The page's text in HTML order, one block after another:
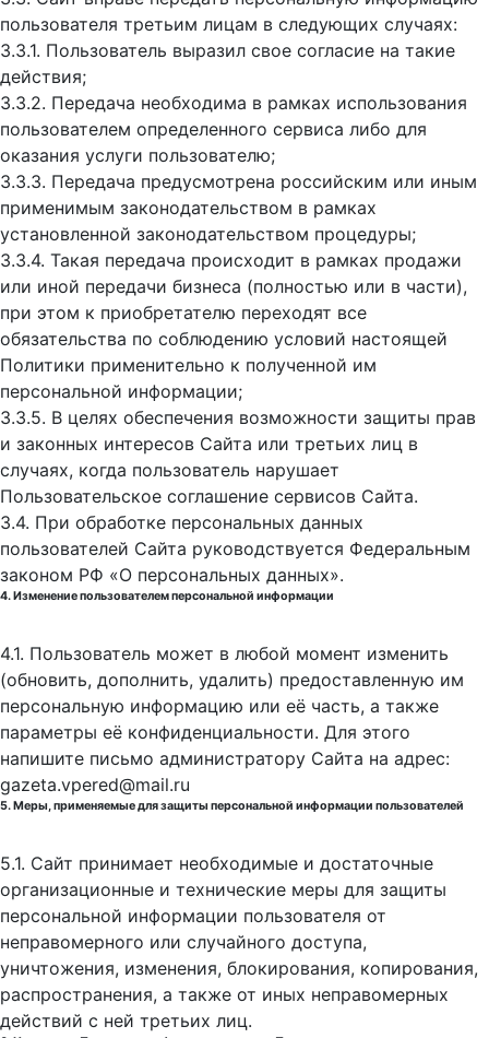
пользователя третьим лицам в следующих случаях:
3.3.1. Пользователь выразил свое согласие на такие
действия;
3.3.2. Передача необходима в рамках использования
пользователем определенного сервиса либо для
оказания услуги пользователю;
3.3.3. Передача предусмотрена российским или иным
применимым законодательством в рамках
установленной законодательством процедуры;
3.3.4. Такая передача происходит в рамках продажи
или иной передачи бизнеса (полностью или в части),
при этом к приобретателю переходят все
обязательства по соблюдению условий настоящей
Политики применительно к полученной им
персональной информации;
3.3.5. В целях обеспечения возможности защиты прав
и законных интересов Сайта или третьих лиц в
случаях, когда пользователь нарушает
Пользовательское соглашение сервисов Сайта.
3.4. При обработке персональных данных
пользователей Сайта руководствуется Федеральным
законом РФ «О персональных данных».
4. Изменение пользователем персональной информации
4.1. Пользователь может в любой момент изменить
(обновить, дополнить, удалить) предоставленную им
персональную информацию или её часть, а также
параметры её конфиденциальности. Для этого
напишите письмо администратору Сайта на адрес:
gazeta.vpered@mail.ru
5. Меры, применяемые для защиты персональной информации пользователей
5.1. Сайт принимает необходимые и достаточные
организационные и технические меры для защиты
персональной информации пользователя от
неправомерного или случайного доступа,
уничтожения, изменения, блокирования, копирования,
распространения, а также от иных неправомерных
действий с ней третьих лиц.